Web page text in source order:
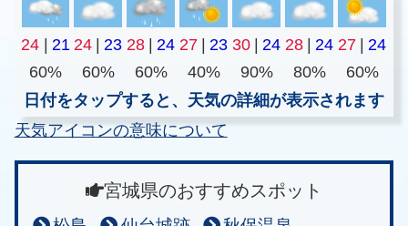
24 21 24 23 28 24 27 23 30 24 28 24 27
24
60%
60% 60% 40% 90% 80%
60%
日付をタップすると、天気の詳細が表示されます
天気アイコンの意味について
宮城県のおすすめスポット